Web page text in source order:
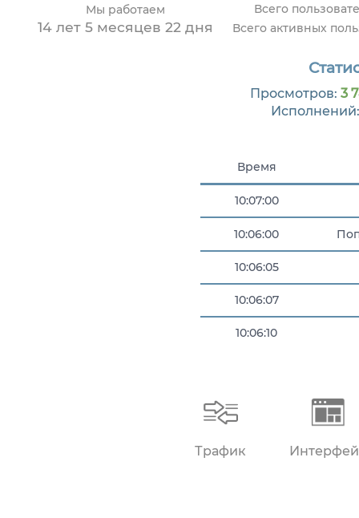
Мы работаем
14 лет 5 месяцев 22 дня
Всего
Всего активных
Просмотров: 3
Время
10:07:00
10:06:00
10:06:05
10:06:07
10:06:10
Трафик